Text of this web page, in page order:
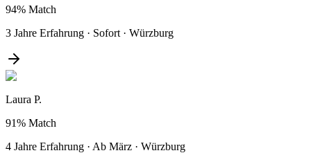
94% Match
3 Jahre Erfahrung · Sofort · Würzburg
Laura P.
91% Match
4 Jahre Erfahrung · Ab März · Würzburg